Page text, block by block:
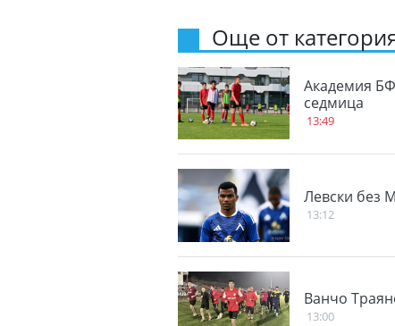
Още от
Академия
седмица
13:49
Левски без
13:12
Ванчо
13:00